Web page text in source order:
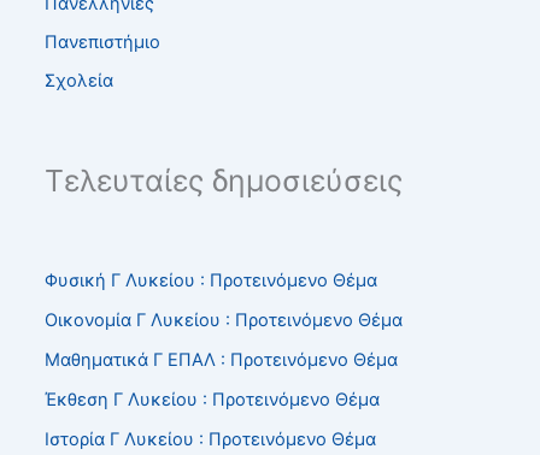
Πανεπιστήμιο
Σχολεία
Τελευταίες δημοσιεύσεις
Φυσική Γ Λυκείου : Προτεινόμενο Θέμα
Οικονομία Γ Λυκείου : Προτεινόμενο Θέμα
Μαθηματικά Γ ΕΠΑΛ : Προτεινόμενο Θέμα
Έκθεση Γ Λυκείου : Προτεινόμενο Θέμα
Ιστορία Γ Λυκείου : Προτεινόμενο Θέμα